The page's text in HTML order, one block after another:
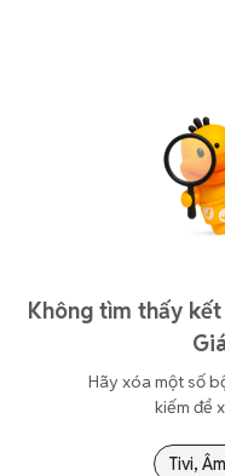
Không tìm thấy
Hãy xóa một số
kiếm để
Tivi,